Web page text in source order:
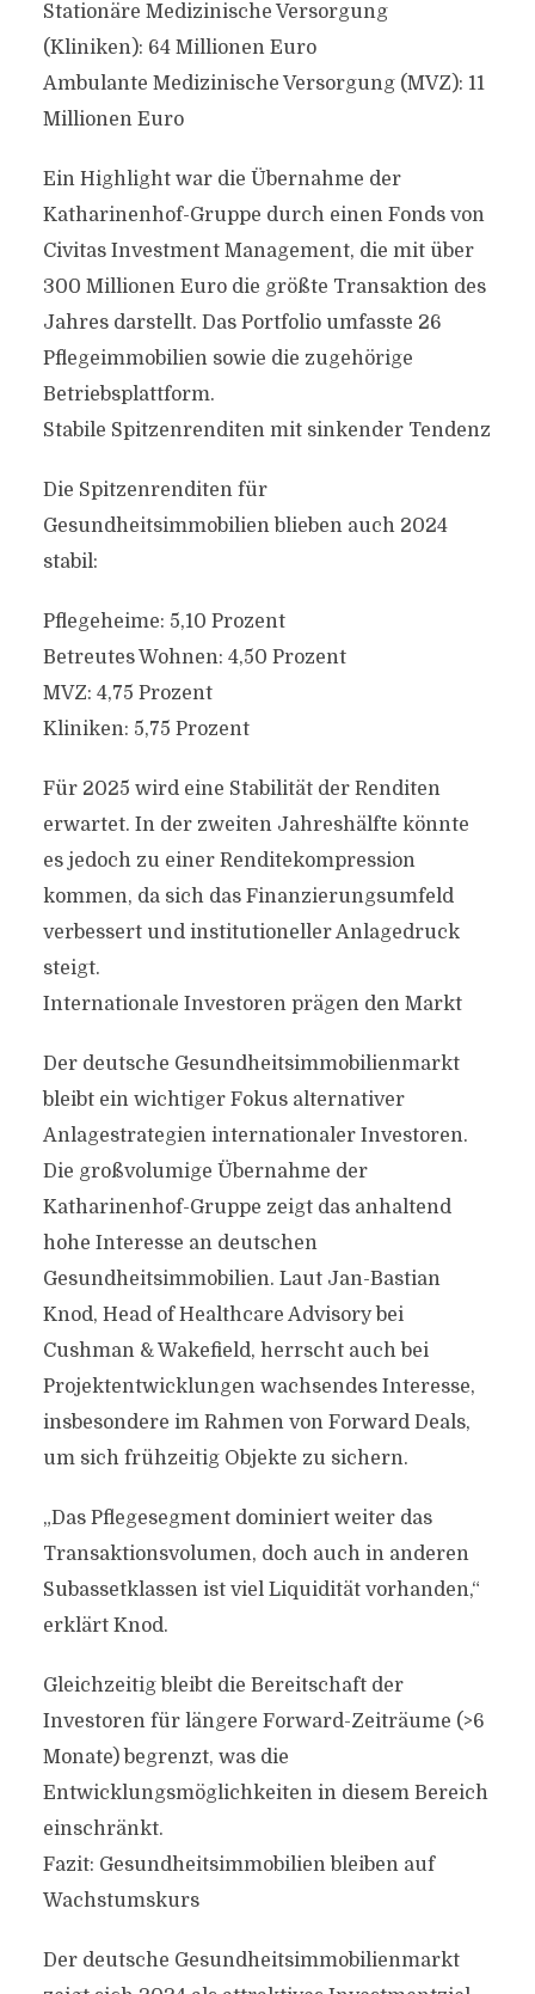
Stationäre Medizinische Versorgung
(Kliniken): 64 Millionen Euro
Ambulante Medizinische Versorgung (MVZ): 11
Millionen Euro
Ein Highlight war die Übernahme der
Katharinenhof-Gruppe durch einen Fonds von
Civitas Investment Management, die mit über
300 Millionen Euro die größte Transaktion des
Jahres darstellt. Das Portfolio umfasste 26
Pflegeimmobilien sowie die zugehörige
Betriebsplattform.
Stabile Spitzenrenditen mit sinkender Tendenz
Die Spitzenrenditen für
Gesundheitsimmobilien blieben auch 2024
stabil:
Pflegeheime: 5,10 Prozent
Betreutes Wohnen: 4,50 Prozent
MVZ: 4,75 Prozent
Kliniken: 5,75 Prozent
Für 2025 wird eine Stabilität der Renditen
erwartet. In der zweiten Jahreshälfte könnte
es jedoch zu einer Renditekompression
kommen, da sich das Finanzierungsumfeld
verbessert und institutioneller Anlagedruck
steigt.
Internationale Investoren prägen den Markt
Der deutsche Gesundheitsimmobilienmarkt
bleibt ein wichtiger Fokus alternativer
Anlagestrategien internationaler Investoren.
Die großvolumige Übernahme der
Katharinenhof-Gruppe zeigt das anhaltend
hohe Interesse an deutschen
Gesundheitsimmobilien. Laut Jan-Bastian
Knod, Head of Healthcare Advisory bei
Cushman & Wakefield, herrscht auch bei
Projektentwicklungen wachsendes Interesse,
insbesondere im Rahmen von Forward Deals,
um sich frühzeitig Objekte zu sichern.
„Das Pflegesegment dominiert weiter das
Transaktionsvolumen, doch auch in anderen
Subassetklassen ist viel Liquidität vorhanden,“
erklärt Knod.
Gleichzeitig bleibt die Bereitschaft der
Investoren für längere Forward-Zeiträume (>6
Monate) begrenzt, was die
Entwicklungsmöglichkeiten in diesem Bereich
einschränkt.
Fazit: Gesundheitsimmobilien bleiben auf
Wachstumskurs
Der deutsche Gesundheitsimmobilienmarkt